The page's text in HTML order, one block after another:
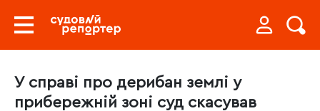
У справі про дерибан землі у
прибережній зоні суд скасував